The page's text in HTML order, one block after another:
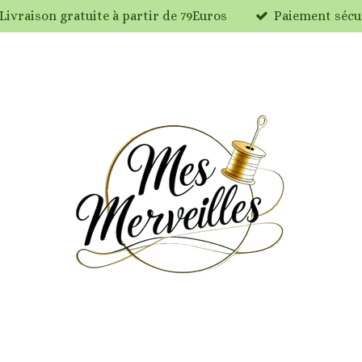
Livraison gratuite à partir de 79Euros Paiement